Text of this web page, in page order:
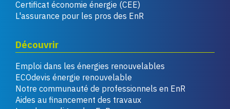
Certificat économie énergie (CEE)
L'assurance pour les pros des EnR
Découvrir
Emploi dans les énergies renouvelables
ECOdevis énergie renouvelable
Notre communauté de professionnels en EnR
Aides au financement des travaux